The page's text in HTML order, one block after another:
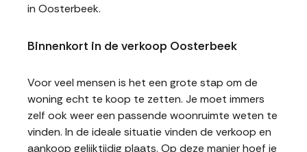
in Oosterbeek.
Binnenkort in de verkoop Oosterbeek
Voor veel mensen is het een grote stap om de
woning echt te koop te zetten. Je moet immers
zelf ook weer een passende woonruimte weten te
vinden. In de ideale situatie vinden de verkoop en
aankoop gelijktijdig plaats. Op deze manier hoef je